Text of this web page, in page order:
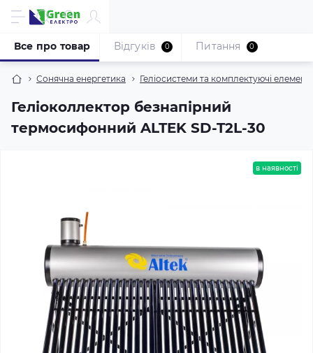
Сонячна енергетика Геліосистеми та комплектуючі
Геліоколлектор безнапірний
термосифонний ALTEK SD-T2L-30
Все про товар Відгуків 0 Питання 0
в наявності